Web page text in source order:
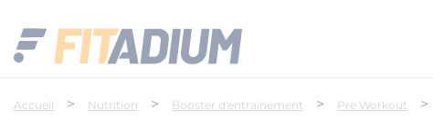
Accueil > Nutrition > Booster d'entrainement > Pré Workout >